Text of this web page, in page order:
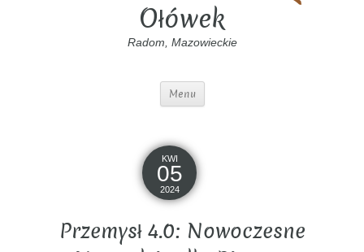
Ołówek
Radom, Mazowieckie
Menu
KWI
05
2024
Przemysł 4.0: Nowoczesne